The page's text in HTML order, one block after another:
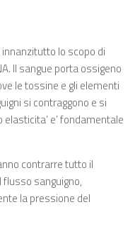
lo scopo di
Il sangue porta ossigeno
le tossine e gli elementi
si contraggono e si
e’ fondamentale
contrarre tutto il
sanguigno,
la pressione del